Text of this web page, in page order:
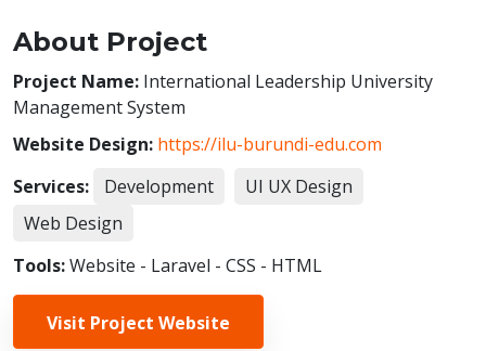
About Project
Project Name: International Leadership University
Management System
Website Design: https://ilu-burundi-edu.com
Services:
Development
UI UX Design
Web Design
Tools:Website - Laravel - CSS - HTML
Visit Project Website